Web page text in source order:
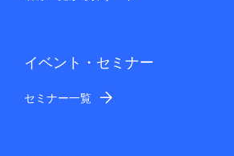
イベント・セミナー
セミナー一覧